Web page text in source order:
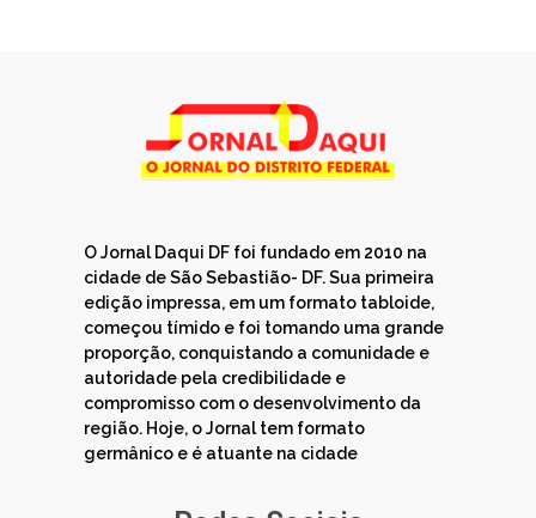
O Jornal Daqui DF foi fundado em 2010 na
cidade de São Sebastião- DF. Sua primeira
edição impressa, em um formato tabloide,
começou tímido e foi tomando uma grande
proporção, conquistando a comunidade e
autoridade pela credibilidade e
compromisso com o desenvolvimento da
região. Hoje, o Jornal tem formato
germânico e é atuante na cidade